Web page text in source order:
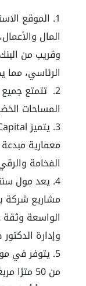
الموقع
المال
وقريب من
الرئاسي،
تتمتع
المساحات
معمارية
الفخامة
يعد مول
مشاريع شركة
الواسعة وثقة
وإدارة
يتوفر في
من 50 مترًا مربعًا لتلبية مختلف الاحتياجات.